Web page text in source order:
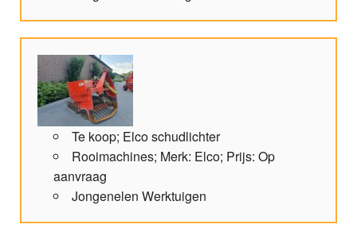
Te koop; Elco schudlichter
Rooimachines; Merk: Elco; Prijs: Op
aanvraag
Jongenelen Werktuigen